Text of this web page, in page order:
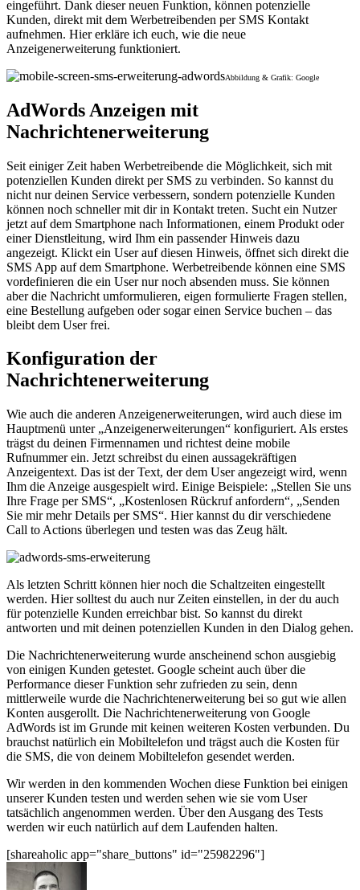
eingeführt. Dank dieser neuen Funktion, können potenzielle
Kunden, direkt mit dem Werbetreibenden per SMS Kontakt
aufnehmen. Hier erkläre ich euch, wie die neue
Anzeigenerweiterung funktioniert.
Abbildung & Grafik: Google
AdWords Anzeigen mit
Nachrichtenerweiterung
Seit einiger Zeit haben Werbetreibende die Möglichkeit, sich mit
potenziellen Kunden direkt per SMS zu verbinden. So kannst du
nicht nur deinen Service verbessern, sondern potenzielle Kunden
können noch schneller mit dir in Kontakt treten. Sucht ein Nutzer
jetzt auf dem Smartphone nach Informationen, einem Produkt oder
einer Dienstleitung, wird Ihm ein passender Hinweis dazu
angezeigt. Klickt ein User auf diesen Hinweis, öffnet sich direkt die
SMS App auf dem Smartphone. Werbetreibende können eine SMS
vordefinieren die ein User nur noch absenden muss. Sie können
aber die Nachricht umformulieren, eigen formulierte Fragen stellen,
eine Bestellung aufgeben oder sogar einen Service buchen – das
bleibt dem User frei.
Konfiguration der
Nachrichtenerweiterung
Wie auch die anderen Anzeigenerweiterungen, wird auch diese im
Hauptmenü unter „Anzeigenerweiterungen“ konfiguriert. Als erstes
trägst du deinen Firmennamen und richtest deine mobile
Rufnummer ein. Jetzt schreibst du einen aussagekräftigen
Anzeigentext. Das ist der Text, der dem User angezeigt wird, wenn
Ihm die Anzeige ausgespielt wird. Einige Beispiele: „Stellen Sie uns
Ihre Frage per SMS“, „Kostenlosen Rückruf anfordern“, „Senden
Sie mir mehr Details per SMS“. Hier kannst du dir verschiedene
Call to Actions überlegen und testen was das Zeug hält.
Als letzten Schritt können hier noch die Schaltzeiten eingestellt
werden. Hier solltest du auch nur Zeiten einstellen, in der du auch
für potenzielle Kunden erreichbar bist. So kannst du direkt
antworten und mit deinen potenziellen Kunden in den Dialog gehen.
Die Nachrichtenerweiterung wurde anscheinend schon ausgiebig
von einigen Kunden getestet. Google scheint auch über die
Performance dieser Funktion sehr zufrieden zu sein, denn
mittlerweile wurde die Nachrichtenerweiterung bei so gut wie allen
Konten ausgerollt. Die Nachrichtenerweiterung von Google
AdWords ist im Grunde mit keinen weiteren Kosten verbunden. Du
brauchst natürlich ein Mobiltelefon und trägst auch die Kosten für
die SMS, die von deinem Mobiltelefon gesendet werden.
Wir werden in den kommenden Wochen diese Funktion bei einigen
unserer Kunden testen und werden sehen wie sie vom User
tatsächlich angenommen werden. Über den Ausgang des Tests
werden wir euch natürlich auf dem Laufenden halten.
[shareaholic app="share_buttons" id="25982296"]